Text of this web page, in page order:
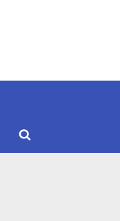
Toggle